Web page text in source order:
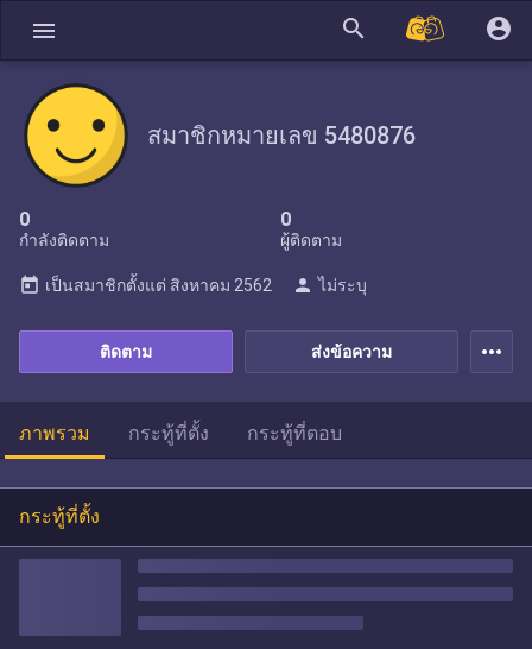
menu search account_circle
สมาชิกหมายเลข 5480876
0
กำลังติดตาม
0
ผู้ติดตาม
ส่งข้อความ
ติดตาม
today เป็นสมาชิกตั้งแต่ สิงหาคม 2562 person ไม่ระบุ
more_horiz
ภาพรวม กระทู้ที่ตั้ง กระทู้ที่ตอบ
กระทู้ที่ตั้ง